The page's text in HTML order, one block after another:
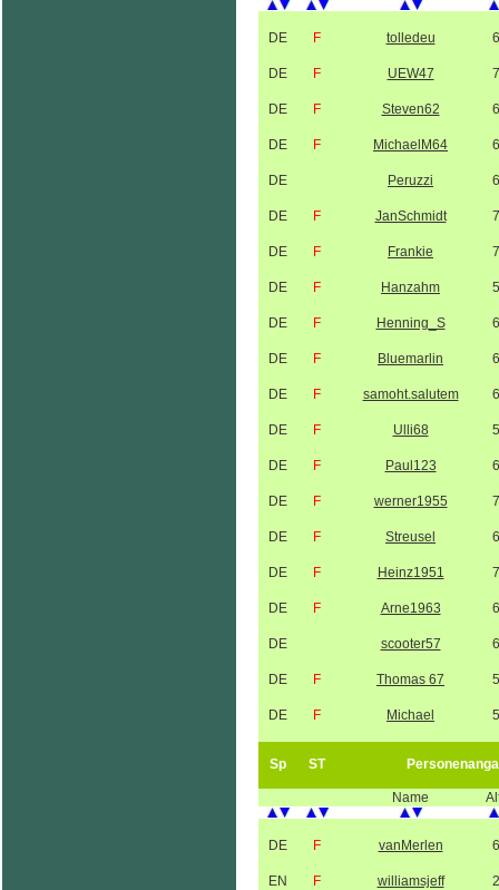
DE F tolledeu
DE F UEW47
DE F Steven62
DE F MichaelM64
DE Peruzzi
DE F JanSchmidt
DE F Frankie
DE F Hanzahm
DE F Henning_S
DE F Bluemarlin
DE F samoht.salutem
DE F Ulli68
DE F Paul123
DE F werner1955
DE F Streusel
DE F Heinz1951
DE F Arne1963
DE scooter57
DE F Thomas 67
DE F Michael
Sp ST
Name
DE F vanMerlen
EN F williamsjeff